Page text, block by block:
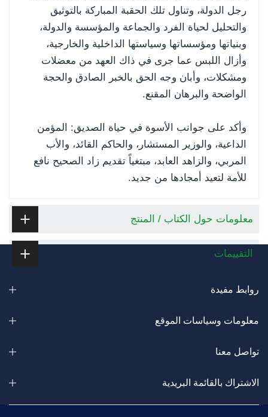
رجل الدولة، وتناول تلك الحقبة المباركة بالتوثيق
والتحليل لحياة الفرد والجماعة والمؤسسة والدولة،
وبنياتها ومؤسساتها وسياستها الداخلية والخارجية،
وأزال اللبس عما جرى في ذاك العهد من معضلات
ومشكلات، وأبان وجه الحق بالخبر الصادق والحجة
الواضحة والبرهان المقنع.
وأكد على جوانب الأسوة في حياة الصديق: المؤمن
الداعية، والوزير المستشار، والحاكم القائد، والأب
المربي، والزاهد العابد، مبتغياً تقديم زاد الصحيح نافع
للأمة لتعيد أمجادها من جديد.
معلومات حول الكتاب / المنتج
التقييمات
روابط مفيدة
معلومات وسياسات الموقع
تواصل معنا
الاشتراك بالقائمة البريدية